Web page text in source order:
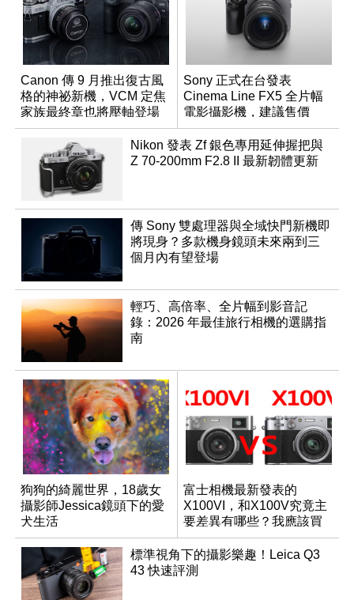
Canon 傳 9 月推出復古風
格的神祕新機，VCM 定焦
家族最終章也將壓軸登場
Sony 正式在台發表
Cinema Line FX5 全片幅
電影攝影機，建議售價
NT$144,980
Nikon 發表 Zf 銀色專用延伸握把與
Z 70-200mm F2.8 II 最新韌體更新
傳 Sony 雙處理器與全域快門新機即
將現身？多款機身鏡頭未來兩到三
個月內有望登場
輕巧、高倍率、全片幅到影音記
錄：2026 年最佳旅行相機的選購指
南
狗狗的綺麗世界，18歲女
攝影師Jessica鏡頭下的愛
犬生活
富士相機最新發表的
X100VI，和X100V究竟主
要差異有哪些？我應該買
哪一台？
標準視角下的攝影樂趣！Leica Q3
43 快速評測